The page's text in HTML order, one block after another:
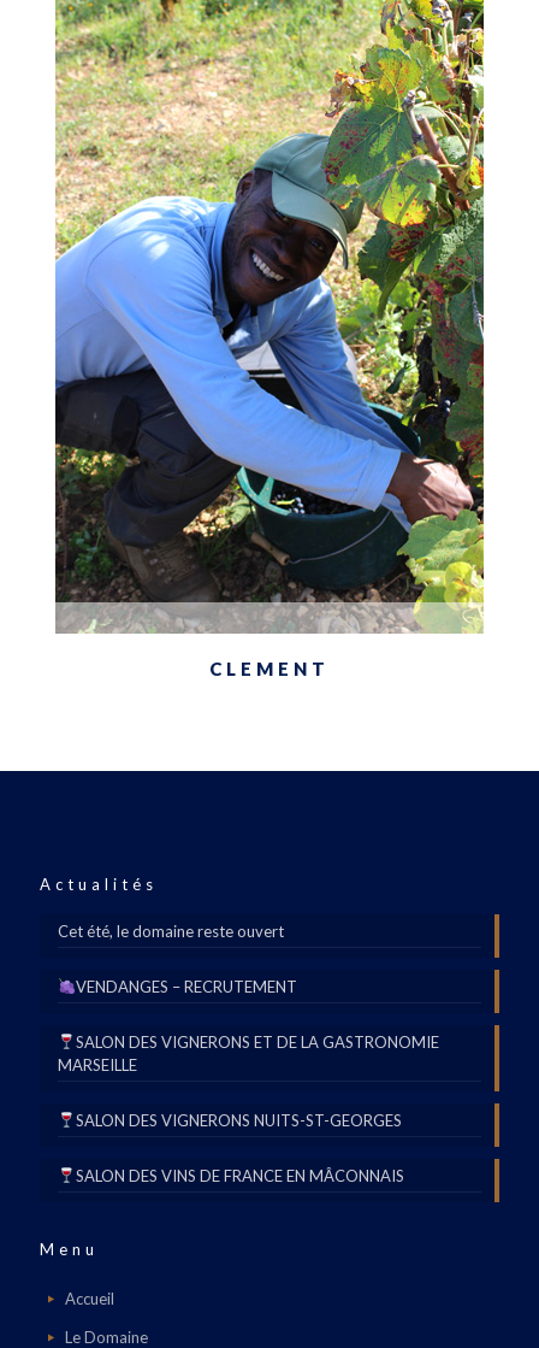
CLEMENT
Actualités
Cet été, le domaine reste ouvert
VENDANGES – RECRUTEMENT
SALON DES VIGNERONS ET DE LA GASTRONOMIE
MARSEILLE
SALON DES VIGNERONS NUITS-ST-GEORGES
SALON DES VINS DE FRANCE EN MÂCONNAIS
Menu
Accueil
Le Domaine